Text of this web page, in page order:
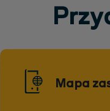
Mapa